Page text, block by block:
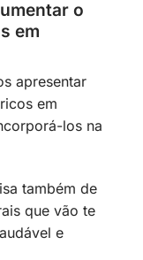
o
em
apresentar
em
los na
também de
que vão te
e